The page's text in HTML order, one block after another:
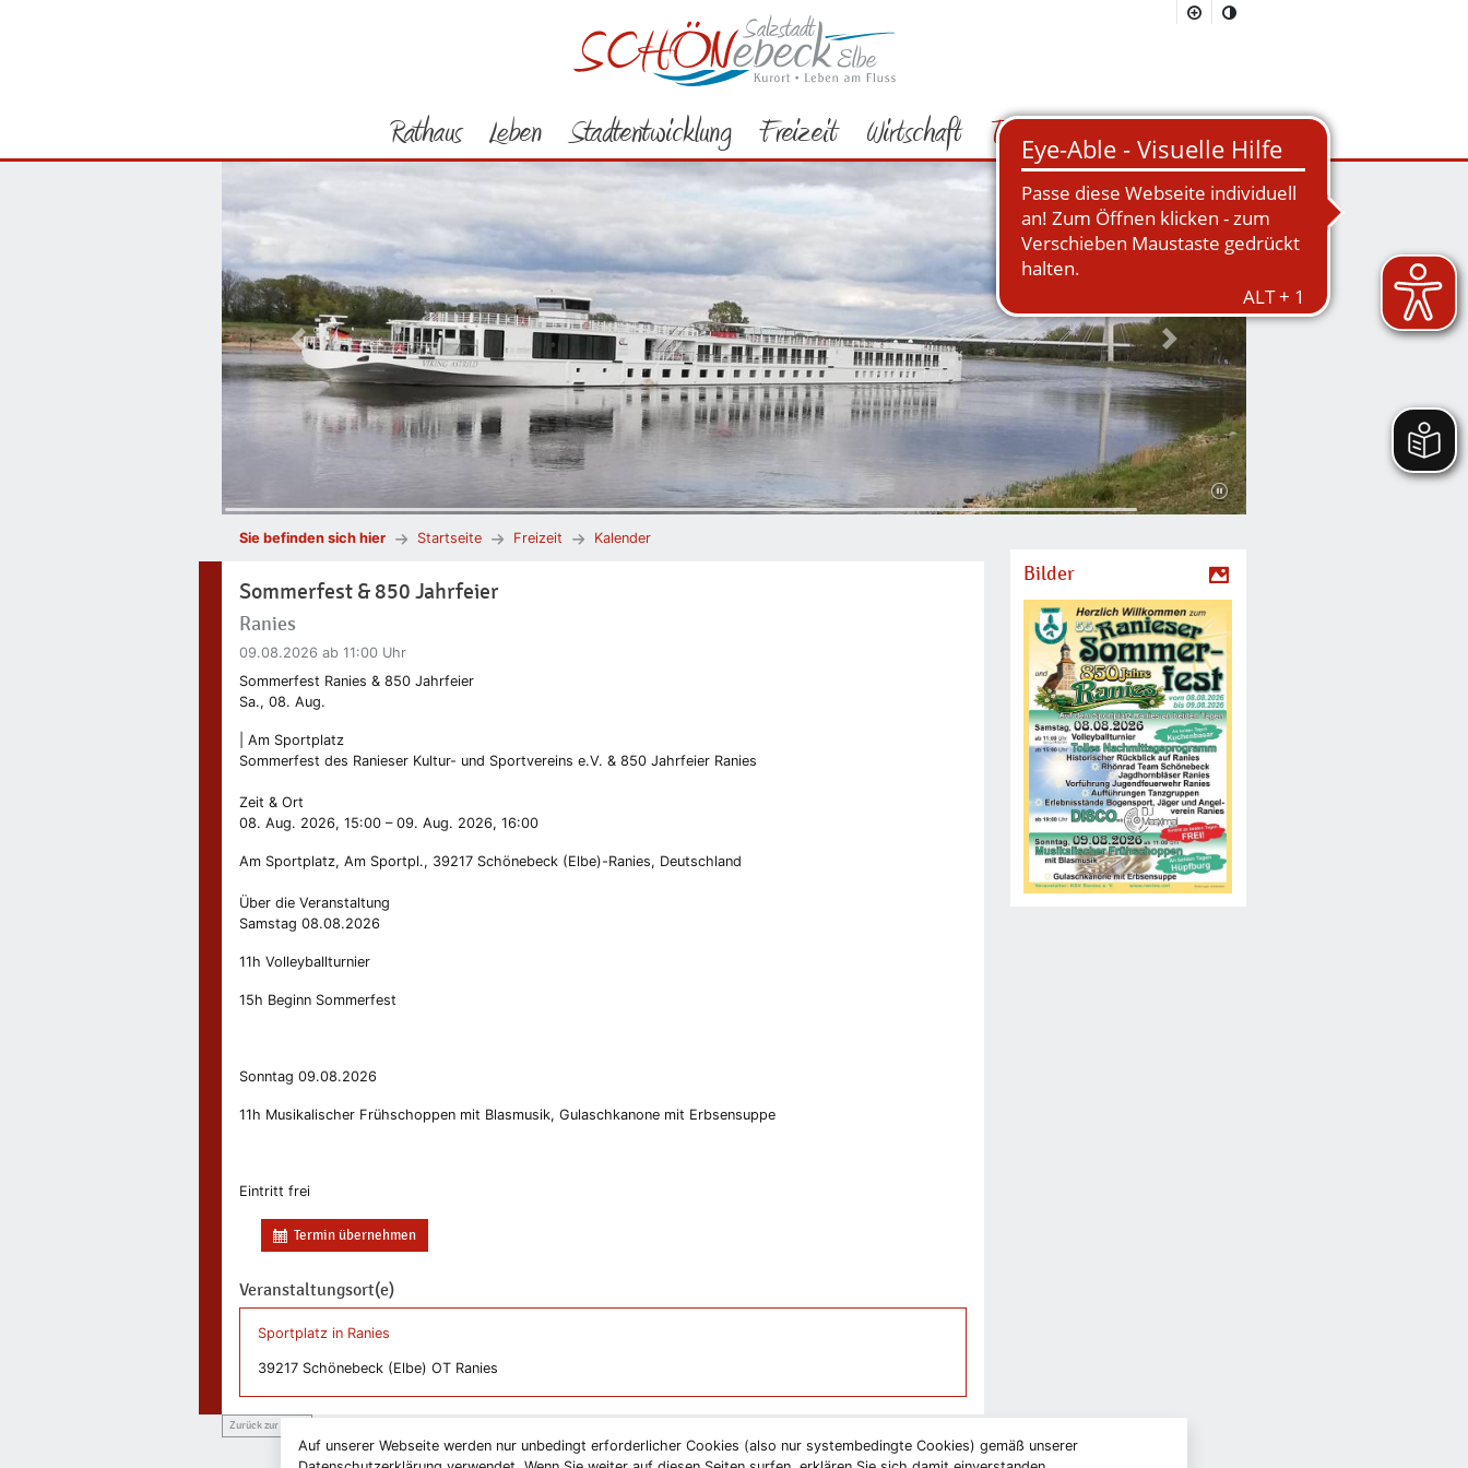
Auf unserer Webseite werden nur unbedingt erforderlicher Cookies (also nur systembedingte Cookies) gemäß unserer
Rathaus Leben Stadtentwicklung Freizeit Wirtschaft Tourismus Suchmaske öffnen/schließen
Vorheriges Bild Nächstes Bild
Sie befinden sich hier Startseite Freizeit Kalender
Sommerfest & 850 Jahrfeier
Ranies
09.08.2026 ab 11:00 Uhr
Sommerfest Ranies & 850 Jahrfeier
Sa., 08. Aug.
| Am Sportplatz
Sommerfest des Ranieser Kultur- und Sportvereins e.V. & 850 Jahrfeier Ranies
Zeit & Ort
08. Aug. 2026, 15:00 – 09. Aug. 2026, 16:00
Am Sportplatz, Am Sportpl., 39217 Schönebeck (Elbe)-Ranies, Deutschland
Über die Veranstaltung
Samstag 08.08.2026
11h Volleyballturnier
15h Beginn Sommerfest
Sonntag 09.08.2026
11h Musikalischer Frühschoppen mit Blasmusik, Gulaschkanone mit Erbsensuppe
Eintritt frei
Termin übernehmen
Veranstaltungsort(e)
Sportplatz in Ranies
39217 Schönebeck (Elbe) OT Ranies
Zurück zur Liste
Bilder